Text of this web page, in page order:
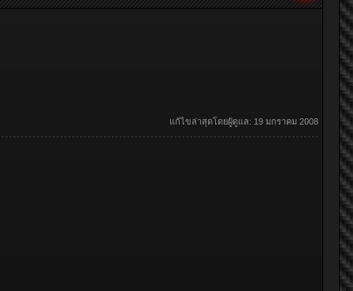
แก้ไขล่าสุดโดยผู้ดูแล: 19 มกราคม 2008